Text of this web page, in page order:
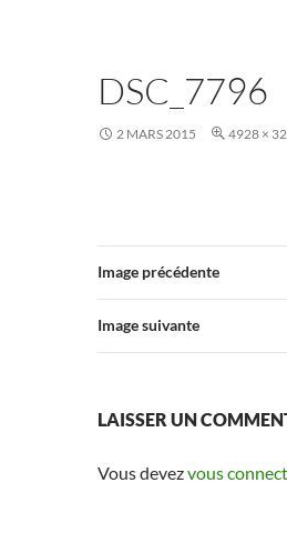
DSC_7796
2 MARS 2015 4928 ×
Image précédente
Image suivante
LAISSER UN
Vous devezvous